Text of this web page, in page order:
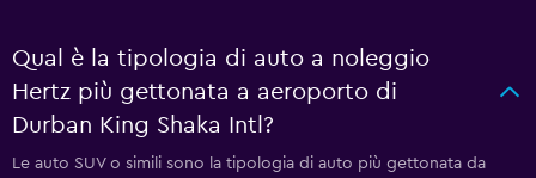
Qual è la tipologia di auto a noleggio
Hertz più gettonata a aeroporto di
Durban King Shaka Intl?
Le auto SUV o simili sono la tipologia di auto più gettonata da